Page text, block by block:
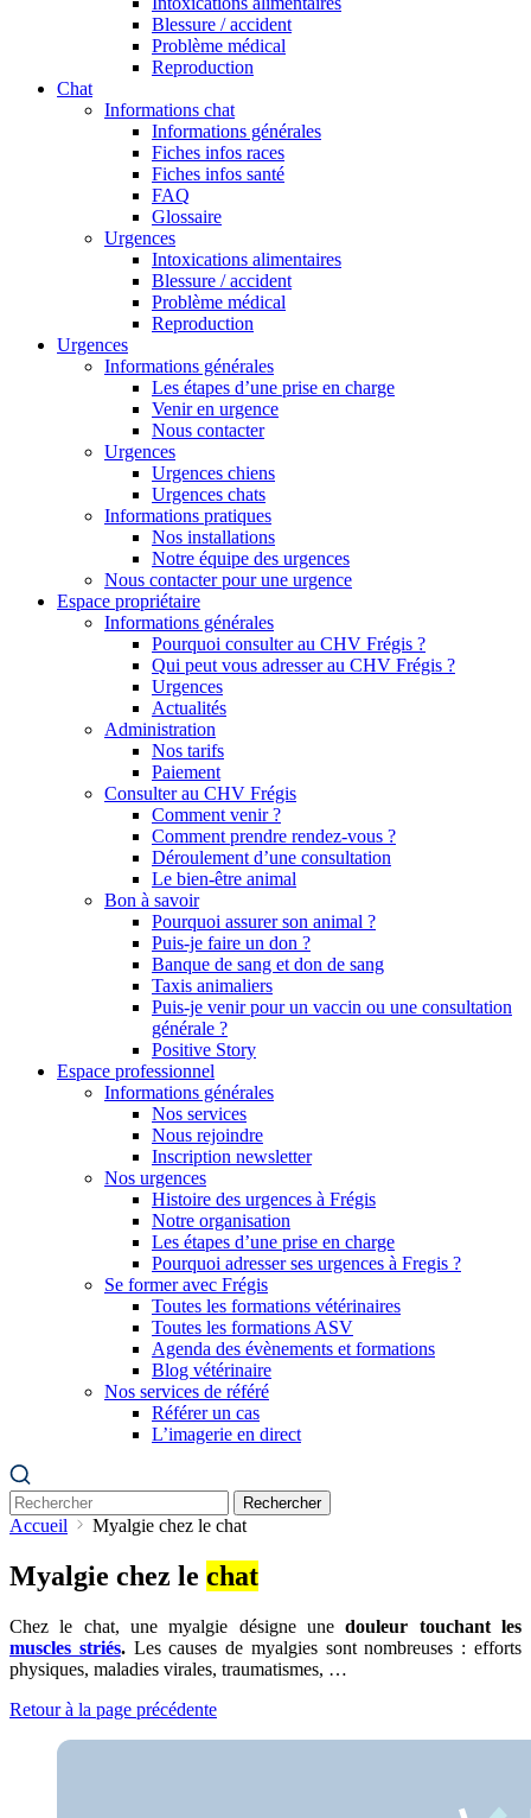
Blessure / accident
Problème médical
Reproduction
Chat
Informations chat
Informations générales
Fiches infos races
Fiches infos santé
FAQ
Glossaire
Urgences
Intoxications alimentaires
Blessure / accident
Problème médical
Reproduction
Urgences
Informations générales
Les étapes d’une prise en charge
Venir en urgence
Nous contacter
Urgences
Urgences chiens
Urgences chats
Informations pratiques
Nos installations
Notre équipe des urgences
Nous contacter pour une urgence
Espace propriétaire
Informations générales
Pourquoi consulter au CHV Frégis ?
Qui peut vous adresser au CHV Frégis ?
Urgences
Actualités
Administration
Nos tarifs
Paiement
Consulter au CHV Frégis
Comment venir ?
Comment prendre rendez-vous ?
Déroulement d’une consultation
Le bien-être animal
Bon à savoir
Pourquoi assurer son animal ?
Puis-je faire un don ?
Banque de sang et don de sang
Taxis animaliers
Puis-je venir pour un vaccin ou une consultation
générale ?
Positive Story
Espace professionnel
Informations générales
Nos services
Nous rejoindre
Inscription newsletter
Nos urgences
Histoire des urgences à Frégis
Notre organisation
Les étapes d’une prise en charge
Pourquoi adresser ses urgences à Fregis ?
Se former avec Frégis
Toutes les formations vétérinaires
Toutes les formations ASV
Agenda des évènements et formations
Blog vétérinaire
Nos services de référé
Référer un cas
L’imagerie en direct
Rechercher
Accueil Myalgie chez le chat
Myalgie chez le chat
Chez le chat, une myalgie désigne unedouleur touchant les
muscles striés.Les causes de myalgies sont nombreuses : efforts
physiques, maladies virales, traumatismes, …
Retour à la page précédente